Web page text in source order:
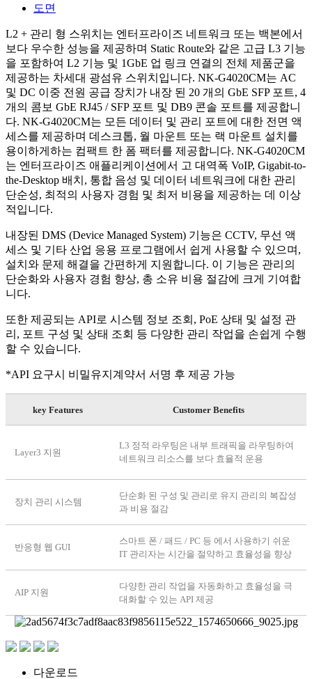
도면
L2 + 관리 형 스위치는 엔터프라이즈 네트워크 또는 백본에서
보다 우수한 성능을 제공하며 Static Route와 같은 고급 L3 기능
을 포함하여 L2 기능 및 1GbE 업 링크 연결의 전체 제품군을
제공하는 차세대 광섬유 스위치입니다. NK-G4020CM는 AC
및 DC 이중 전원 공급 장치가 내장 된 20 개의 GbE SFP 포트, 4
개의 콤보 GbE RJ45 / SFP 포트 및 DB9 콘솔 포트를 제공합니
다. NK-G4020CM는 모든 데이터 및 관리 포트에 대한 전면 액
세스를 제공하며 데스크톱, 월 마운트 또는 랙 마운트 설치를
용이하게하는 컴팩트 한 폼 팩터를 제공합니다. NK-G4020CM
는 엔터프라이즈 애플리케이션에서 고 대역폭 VoIP, Gigabit-to-
the-Desktop 배치, 통합 음성 및 데이터 네트워크에 대한 관리
단순성, 최적의 사용자 경험 및 최저 비용을 제공하는 데 이상
적입니다.
내장된 DMS (Device Managed System) 기능은 CCTV, 무선 액
세스 및 기타 산업 응용 프로그램에서 쉽게 사용할 수 있으며,
설치와 문제 해결을 간편하게 지원합니다. 이 기능은 관리의
단순화와 사용자 경험 향상, 총 소유 비용 절감에 크게 기여합
니다.
또한 제공되는 API로 시스템 정보 조회, PoE 상태 및 설정 관
리, 포트 구성 및 상태 조회 등 다양한 관리 작업을 손쉽게 수행
할 수 있습니다.
*API 요구시 비밀유지계약서 서명 후 제공 가능
key Features Customer Benefits
Layer3 지원
L3 정적 라우팅은 내부 트래픽을 라우팅하여
네트워크 리소스를 보다 효율적 운용
장치 관리 시스템
단순화 된 구성 및 관리로 유지 관리의 복잡성
과 비용 절감
반응형 웹 GUI
스마트 폰 / 패드 / PC 등 에서 사용하기 쉬운
IT 관리자는 시간을 절약하고 효율성을 향상
AIP 지원
다양한 관리 작업을 자동화하고 효율성을 극
대화할 수 있는 API 제공
다운로드